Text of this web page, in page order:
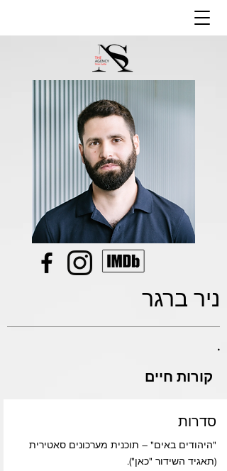
ניר ברגר
.
קורות חיים
סדרות
"היהודים באים" – תוכנית מערכונים סאטירית
(תאגיד השידור "כאן").